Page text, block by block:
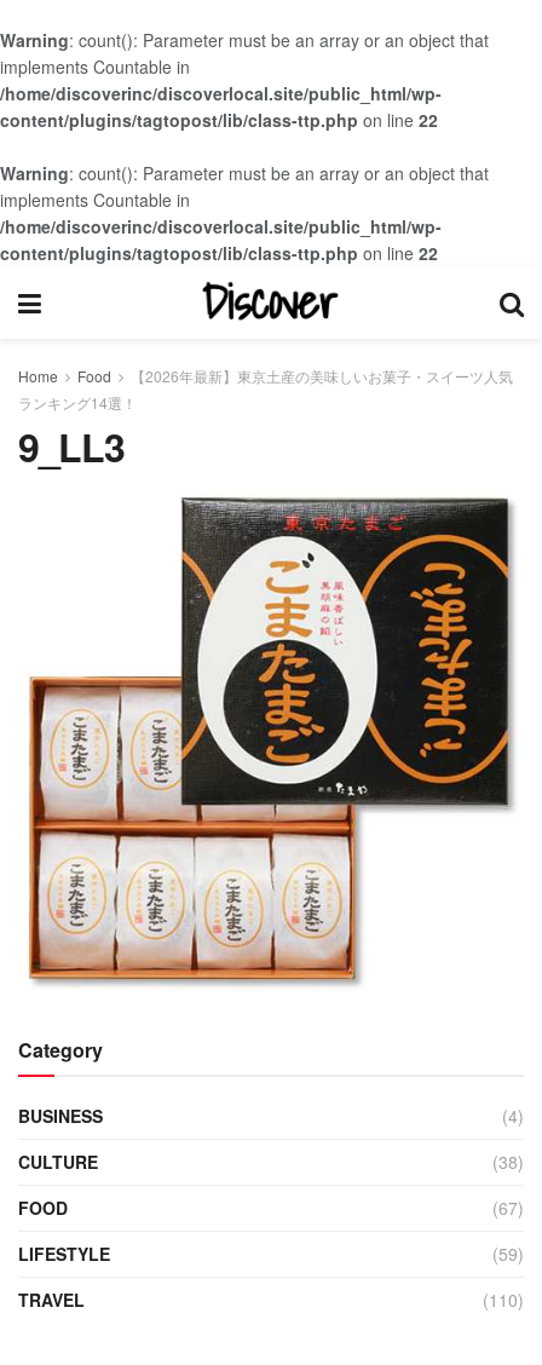
Warning: count(): Parameter must be an array or an object that
implements Countable in
/home/discoverinc/discoverlocal.site/public_html/wp-
content/plugins/tagtopost/lib/class-ttp.php on line 22
Warning: count(): Parameter must be an array or an object that
implements Countable in
/home/discoverinc/discoverlocal.site/public_html/wp-
content/plugins/tagtopost/lib/class-ttp.php on line 22
Home Food
【2026年最新】東京土産の美味しいお菓子・スイーツ人気
ランキング14選！
9_LL3
Category
BUSINESS
(4)
CULTURE
(38)
FOOD
(67)
LIFESTYLE
(59)
TRAVEL
(110)